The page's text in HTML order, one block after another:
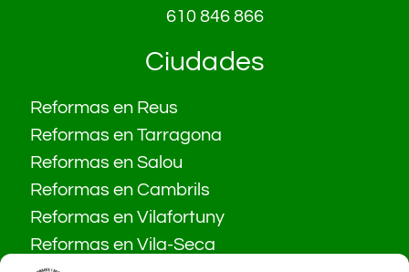
610 846 866
Ciudades
Reformas en Reus
Reformas en Tarragona
Reformas en Salou
Reformas en Cambrils
Reformas en Vilafortuny
Reformas en Vila-Seca